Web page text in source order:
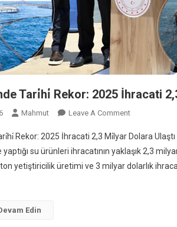
Tari̇hi̇ Rekor: 2025 İhracati
Mahmut Leave A CommentOn
Ürünleri̇nde
Tari̇hi̇
Rekor:
Rekor: 2025 İhracati 2,3 Mi̇lyar Dolara
yaptığı su ürünleri ihracatının yaklaşık 2,3
yetiştiricilik üretimi ve 3 milyar dolarlık
Edin